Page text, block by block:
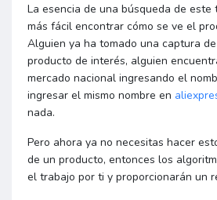
La esencia de una búsqueda de este
más fácil encontrar cómo se ve el
Alguien ya ha tomado una captura
producto de interés, alguien
mercado nacional ingresando el
ingresar el mismo nombre en
nada.
Pero ahora ya no necesitas hacer
de un producto, entonces los
el trabajo por ti y proporcionarán un